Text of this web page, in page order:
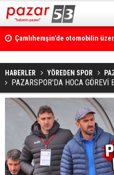
Çamlıhemşin'de otomobilin
HABERLER YÖREDEN SPOR
PAZARSPOR'DA HOCA GÖREVİ